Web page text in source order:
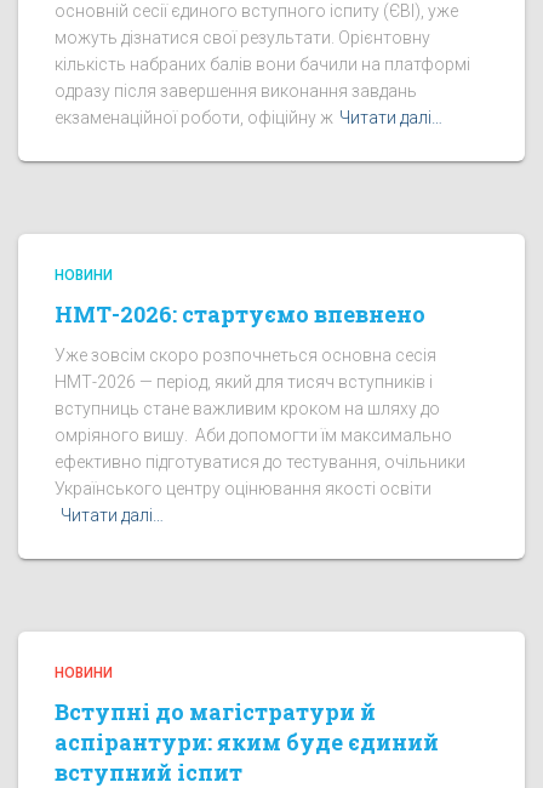
основній сесії єдиного вступного іспиту (ЄВІ), уже
можуть дізнатися свої результати. Орієнтовну
кількість набраних балів вони бачили на платформі
одразу після завершення виконання завдань
екзаменаційної роботи, офіційну ж Читати далі…
НОВИНИ
НМТ-2026: стартуємо впевнено
Уже зовсім скоро розпочнеться основна сесія
НМТ-2026 — період, який для тисяч вступників і
вступниць стане важливим кроком на шляху до
омріяного вишу. Аби допомогти їм максимально
ефективно підготуватися до тестування, очільники
Українського центру оцінювання якості освіти
Читати далі…
НОВИНИ
Вступні до магістратури й
аспірантури: яким буде єдиний
вступний іспит